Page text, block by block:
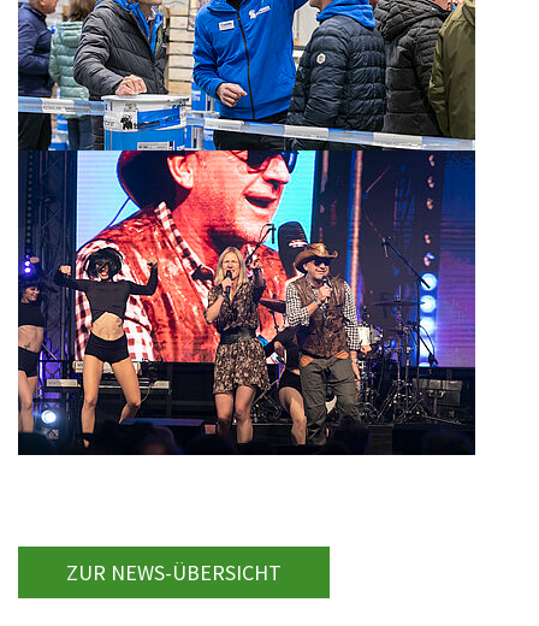
ZUR NEWS-ÜBERSICHT